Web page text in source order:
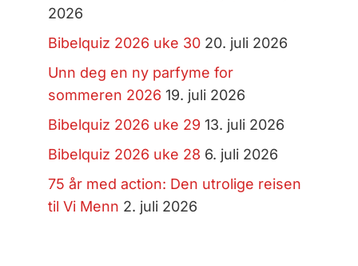
2026
Bibelquiz 2026 uke 30 20. juli 2026
Unn deg en ny parfyme for
sommeren 2026 19. juli 2026
Bibelquiz 2026 uke 29 13. juli 2026
Bibelquiz 2026 uke 28 6. juli 2026
75 år med action: Den utrolige reisen
til Vi Menn 2. juli 2026